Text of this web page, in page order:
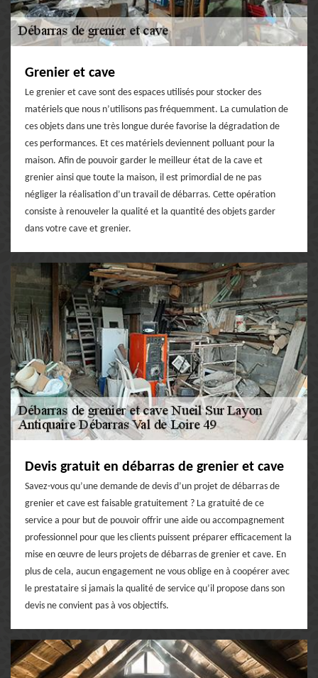
Grenier et cave
Le grenier et cave sont des espaces utilisés pour stocker des
matériels que nous n’utilisons pas fréquemment. La cumulation de
ces objets dans une très longue durée favorise la dégradation de
ces performances. Et ces matériels deviennent polluant pour la
maison. Afin de pouvoir garder le meilleur état de la cave et
grenier ainsi que toute la maison, il est primordial de ne pas
négliger la réalisation d’un travail de débarras. Cette opération
consiste à renouveler la qualité et la quantité des objets garder
dans votre cave et grenier.
Devis gratuit en débarras de grenier et cave
Savez-vous qu’une demande de devis d’un projet de débarras de
grenier et cave est faisable gratuitement ? La gratuité de ce
service a pour but de pouvoir offrir une aide ou accompagnement
professionnel pour que les clients puissent préparer efficacement la
mise en œuvre de leurs projets de débarras de grenier et cave. En
plus de cela, aucun engagement ne vous oblige en à coopérer avec
le prestataire si jamais la qualité de service qu’il propose dans son
devis ne convient pas à vos objectifs.